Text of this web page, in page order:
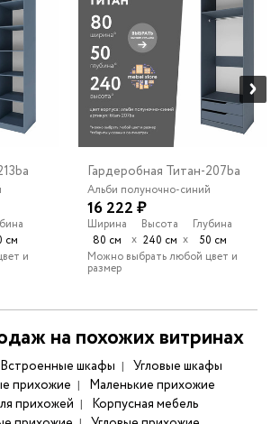
см
и
Гардеробная Титан-207ba
Альби полуночно-синий
16 222 ₽
Ширина
80 см
х
Высота
240 см х
Глубина
50 см
Можно выбрать любой цвет и
размер
на похожих витринах
Встроенные шкафы
Угловые шкафы
прихожие
Маленькие прихожие
прихожей
Корпусная мебель